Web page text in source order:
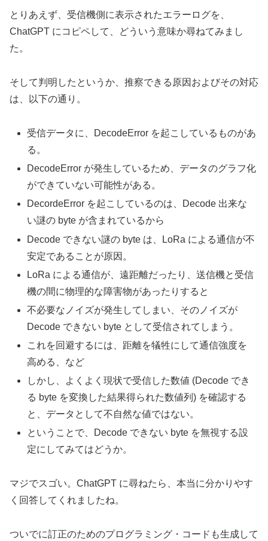
とりあえず、受信機側に表示されたエラーログを、
ChatGPT にコピペして、どういう意味か尋ねてみまし
た。
そして判明したというか、推察できる原因およびその対応
は、以下の通り。
受信データに、DecodeError を起こしているものがあ
る。
DecodeError が発生しているため、データのグラフ化
ができていない可能性がある。
DecordeError を起こしているのは、Decode 出来な
い謎の byte が含まれているから
Decode できない謎の byte は、LoRa による通信が不
安定であることが原因。
LoRa による通信が、遠距離だったり、送信機と受信
機の間に物理的な障害物があったりすると
不必要なノイズが発生してしまい、そのノイズが
Decode できない byte として受信されてしまう。
これを回避するには、距離を犠牲にして通信強度を
高める、など
しかし、よくよく現状で受信した数値 (Decode でき
る byte を変換した結果得られた数値列) を確認する
と、データとして不自然な値ではない。
ということで、Decode できない byte を無視する設
定にしてみてはどうか。
マジでスゴい。ChatGPT に尋ねたら、本当に分かりやす
く回答してくれましたね。
ついでに訂正のためのプログラミング・コードも生成して